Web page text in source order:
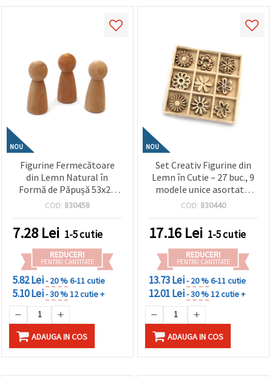
NOU
Figurine Fermecătoare
din Lemn Natural în
Formă de Păpușă 53x21
mm – Set de 3 pentru
și Decorațiuni Handmade
COD: 830458
7.28 Lei 1-5 cutie
REDUCERI
PENTRU CANTITATE
5.82 Lei- 20 %6-11 cutie
5.10 Lei- 30 %12 cutie +
ADAUGA IN COS
NOU
Set Creativ Figurine din
Lemn în Cutie – 27 buc., 9
modele unice asortate,
24±29 x 24±29 x 3 mm –
decorațiuni,
scrapbooking, ambalare
cadouri și proiecte DIY,
hobby & craft
COD: 830440
17.16 Lei 1-5 cutie
REDUCERI
PENTRU CANTITATE
13.73 Lei- 20 %6-11 cutie
12.01 Lei- 30 %12 cutie +
ADAUGA IN COS